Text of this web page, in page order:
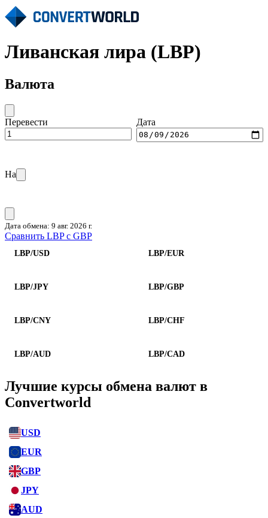
Ливанская лира (LBP)
Валюта
Перевести Дата
На
Дата обмена: 9 авг. 2026 г.
Сравнить LBP с GBP
LBP/USD LBP/EUR
LBP/JPY LBP/GBP
LBP/CNY LBP/CHF
LBP/AUD LBP/CAD
Лучшие курсы обмена валют в
Convertworld
USD
EUR
GBP
JPY
AUD